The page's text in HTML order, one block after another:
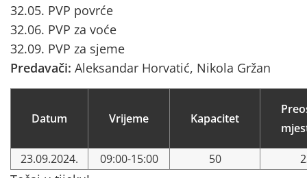
32.05. PVP povrće
32.06. PVP za voće
32.09. PVP za sjeme
Predavači: Aleksandar Horvatić, Nikola Gržan
Datum Vrijeme Kapacitet
23.09.2024. 09:00-15:00 50